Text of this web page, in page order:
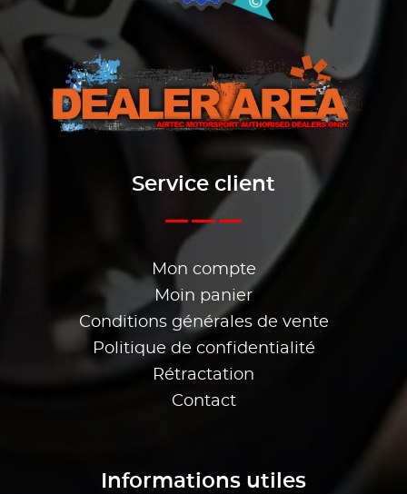
Service client
Mon compte
Moin panier
Conditions générales de vente
Politique de confidentialité
Rétractation
Contact
Informations utiles